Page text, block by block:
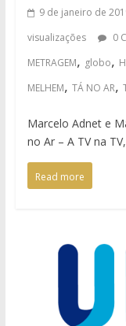
9 de janeiro de
visualizações
0
METRAGEM, globo,
MELHEM, TÁ NO AR,
Marcelo Adnet e
no Ar – A TV na
Read more